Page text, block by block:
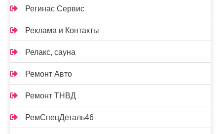
Регинас Сервис
Реклама и Контакты
Релакс, сауна
Ремонт Авто
Ремонт ТНВД
РемСпецДеталь46